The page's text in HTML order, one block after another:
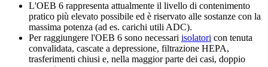
L'OEB 6 rappresenta attualmente il livello di contenimento
pratico più elevato possibile ed è riservato alle sostanze con la
massima potenza (ad es. carichi utili ADC).
Per raggiungere l'OEB 6 sono necessari isolatori con tenuta
convalidata, cascate a depressione, filtrazione HEPA,
trasferimenti chiusi e, nella maggior parte dei casi, doppio